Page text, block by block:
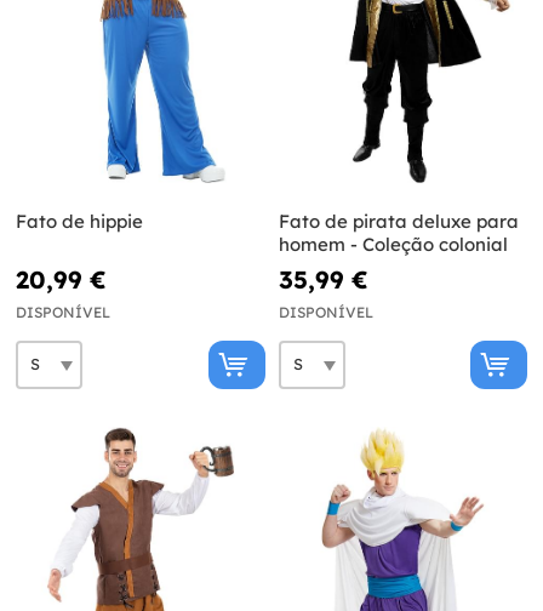
Fato de hippie
20,99 €
DISPONÍVEL
Fato de pirata deluxe para
homem - Coleção colonial
35,99 €
DISPONÍVEL